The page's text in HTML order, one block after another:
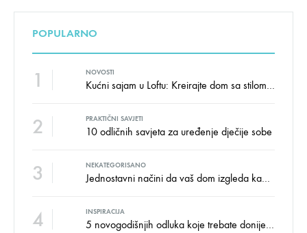
POPULARNO
1 NOVOSTI
Kućni sajam u Loftu: Kreirajte dom sa stilom i udobnošću uz velike uštede!
2 PRAKTIČNI SAVJETI
10 odličnih savjeta za uređenje dječije sobe
3 NEKATEGORISANO
Jednostavni načini da vaš dom izgleda kao salon namještaja
4 INSPIRACIJA
5 novogodišnjih odluka koje trebate donijeti u vezi izgleda doma